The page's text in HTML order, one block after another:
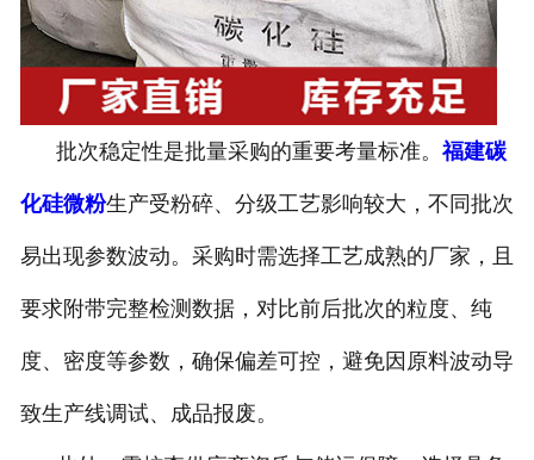
批次稳定性是批量采购的重要考量标准。 福建碳
化硅微粉生产受粉碎、分级工艺影响较大，不同批次
易出现参数波动。采购时需选择工艺成熟的厂家，且
要求附带完整检测数据，对比前后批次的粒度、纯
度、密度等参数，确保偏差可控，避免因原料波动导
致生产线调试、成品报废。